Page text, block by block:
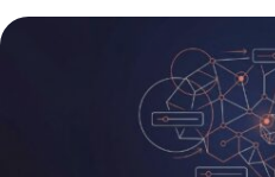
Diese Modelle, wie
Pre-trained Transformer),
Textkorpora trainiert, um